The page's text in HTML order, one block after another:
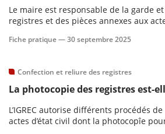
Le maire est responsable de la garde
registres et des pièces annexes aux
courent aucun risque de dégradation,
Fiche pratique —30 septembre 2025
Confection et reliure des registres
La photocopie des registres est-
L’IGREC autorise différents procédés
actes d’état civil dont la photocopîe